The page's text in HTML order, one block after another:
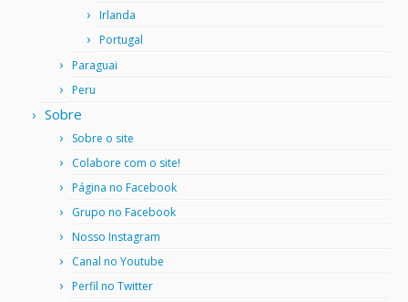
Irlanda
Portugal
Paraguai
Peru
Sobre
Sobre o site
Colabore com o site!
Página no Facebook
Grupo no Facebook
Nosso Instagram
Canal no Youtube
Perfil no Twitter